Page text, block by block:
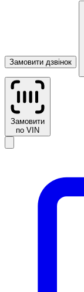
Замовити дзвінок
Замовити
по VIN